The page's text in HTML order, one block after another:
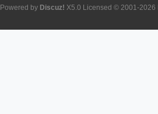
Powered by Discuz! X5.0 Licensed © 2001-2026